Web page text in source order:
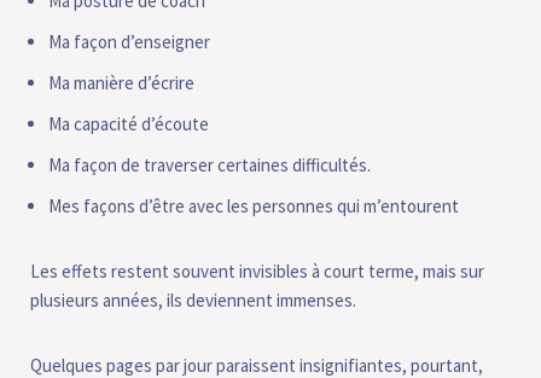
Ma façon d’enseigner
Ma manière d’écrire
Ma capacité d’écoute
Ma façon de traverser certaines difficultés.
Mes façons d’être avec les personnes qui m’entourent
Les effets restent souvent invisibles à court terme, mais sur
plusieurs années, ils deviennent immenses.
Quelques pages par jour paraissent insignifiantes, pourtant,